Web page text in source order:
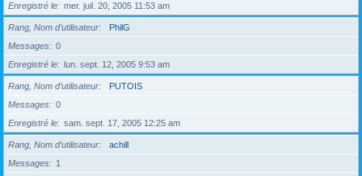
Enregistré le
mer. juil. 20, 2005 11:53 am
Rang, Nom d’utilisateur
PhilG
Messages
0
Enregistré le
lun. sept. 12, 2005 9:53 am
Rang, Nom d’utilisateur
PUTOIS
Messages
0
Enregistré le
sam. sept. 17, 2005 12:25 am
Rang, Nom d’utilisateur
achill
Messages
1